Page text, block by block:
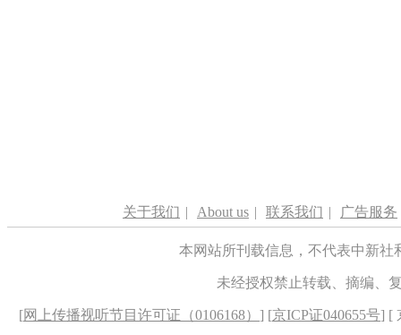
关于我们 | About us | 联系我们 | 广告服务
本网站所刊载信息，不代表中新
未经授权禁止转载、摘编、
[网上传播视听节目许可证（0106168） ] [京ICP证040655号] [